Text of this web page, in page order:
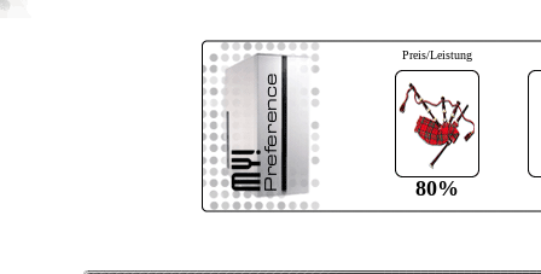
Preis/Leistung
80%